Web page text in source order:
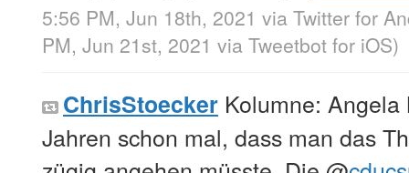
5:56 PM, Jun 18th, 2021 via Twitter for
PM, Jun 21st, 2021 via Tweetbot for iΟS)
ChrisStoecker Kolumne:
Jahren schon mal, dass man das